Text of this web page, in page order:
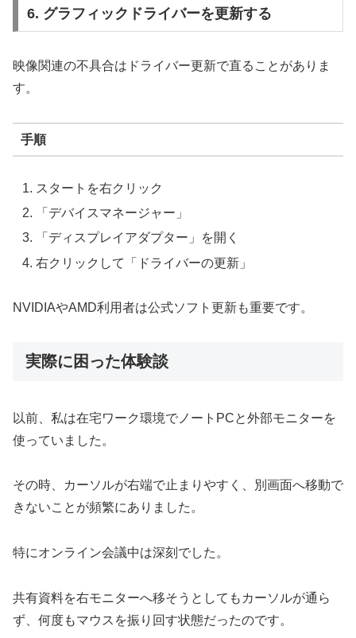
6. グラフィックドライバーを更新する
映像関連の不具合はドライバー更新で直ることがありま
す。
手順
スタートを右クリック
「デバイスマネージャー」
「ディスプレイアダプター」を開く
右クリックして「ドライバーの更新」
NVIDIAやAMD利用者は公式ソフト更新も重要です。
実際に困った体験談
以前、私は在宅ワーク環境でノートPCと外部モニターを
使っていました。
その時、カーソルが右端で止まりやすく、別画面へ移動で
きないことが頻繁にありました。
特にオンライン会議中は深刻でした。
共有資料を右モニターへ移そうとしてもカーソルが通ら
ず、何度もマウスを振り回す状態だったのです。